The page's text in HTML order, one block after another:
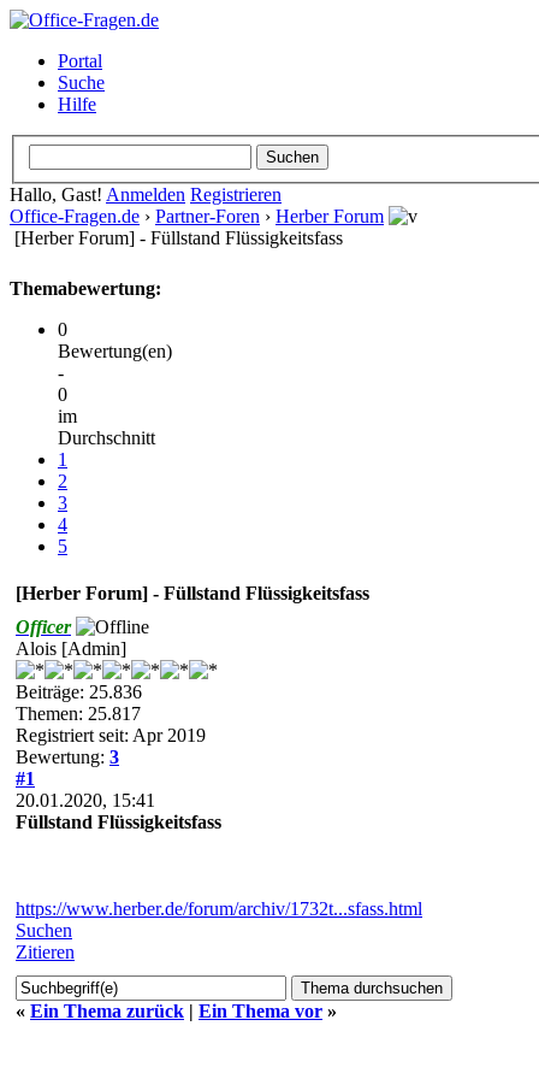
Portal
Suche
Hilfe
Hallo, Gast! Anmelden Registrieren
Office-Fragen.de › Partner-Foren › Herber Forum
[Herber Forum] - Füllstand Flüssigkeitsfass
Themabewertung:
0
Bewertung(en)
-
0
im
Durchschnitt
1
2
3
4
5
[Herber Forum] - Füllstand Flüssigkeitsfass
Officer
Alois [Admin]
Beiträge: 25.836
Themen: 25.817
Registriert seit: Apr 2019
Bewertung: 3
#1
20.01.2020, 15:41
Füllstand Flüssigkeitsfass
https://www.herber.de/forum/archiv/1732t...sfass.html
Suchen
Zitieren
« Ein Thema zurück | Ein Thema vor »